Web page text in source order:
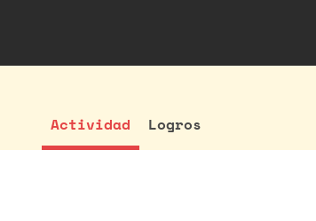
Actividad Logros